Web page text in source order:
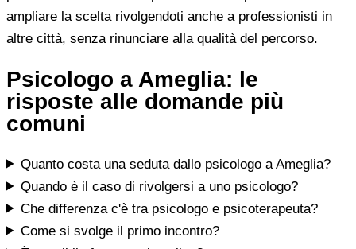
ampliare la scelta rivolgendoti anche a professionisti in
altre città, senza rinunciare alla qualità del percorso.
Psicologo a Ameglia: le
risposte alle domande più
comuni
Quanto costa una seduta dallo psicologo a Ameglia?
Quando è il caso di rivolgersi a uno psicologo?
Che differenza c'è tra psicologo e psicoterapeuta?
Come si svolge il primo incontro?